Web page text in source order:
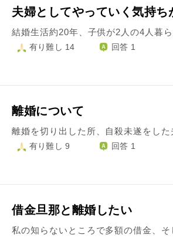
夫婦としてやっていく気持ち
有り難し 14 回答 1
離婚について
有り難し 9 回答 1
借金旦那と離婚したい